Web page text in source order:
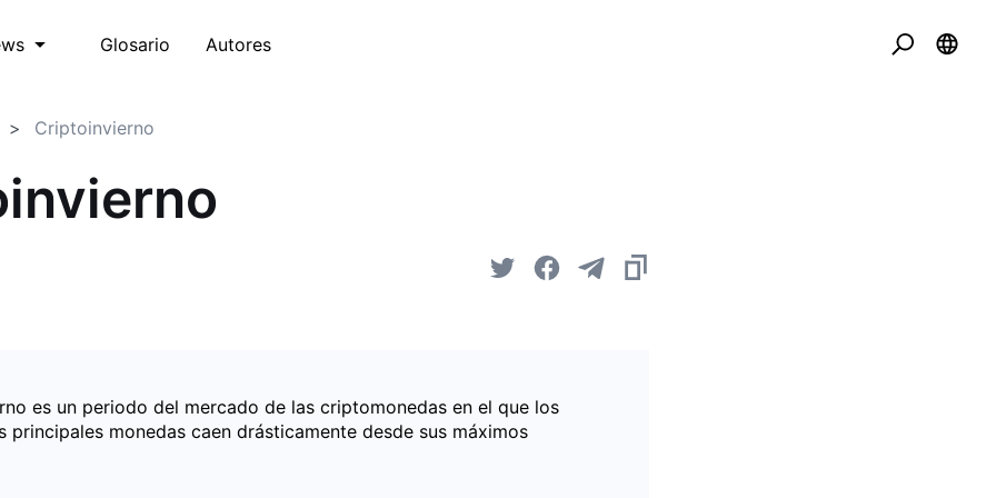
Glosario Autores
Criptoinvierno
es un periodo del mercado de las criptomonedas en el que los
principales monedas caen drásticamente desde sus máximos